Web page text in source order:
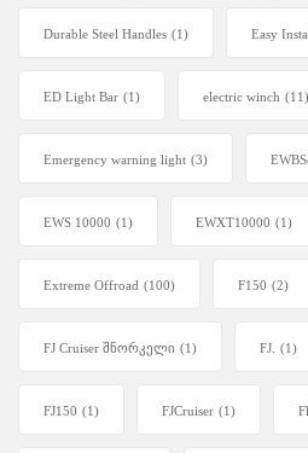
Durable Steel Handles (1) Easy
ED Light Bar (1) electric winch (11)
Emergency warning light (3)
EWS 10000 (1) EWXT10000 (1)
Extreme Offroad (100) F150 (2)
FJ Cruiser შნორკელი (1) FJ. (1)
FJ150 (1) FJCruiser (1)